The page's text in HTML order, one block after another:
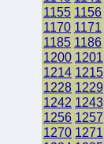
1155 1156
1170 1171
1185 1186
1200 1201
1214 1215
1228 1229
1242 1243
1256 1257
1270 1271